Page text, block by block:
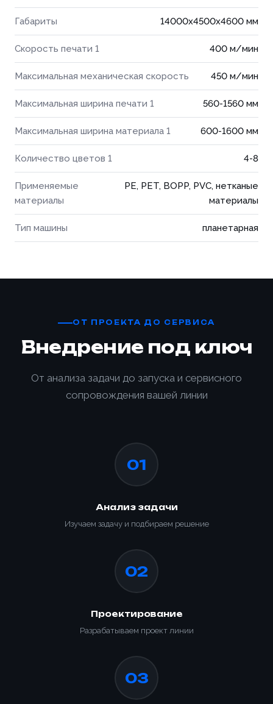
Габариты 14000x4500x4600 мм
Скорость печати 1 400 м/мин
Максимальная механическая скорость 450 м/мин
Максимальная ширина печати 1 560-1560 мм
Максимальная ширина материала 1 600-1600 мм
Количество цветов 1 4-8
Применяемые
материалы
PE, PET, BOPP, PVC, нетканые
материалы
Тип машины планетарная
ОТ ПРОЕКТА ДО СЕРВИСА
Внедрение под ключ
От анализа задачи до запуска и сервисного
сопровождения вашей линии
01
Анализ задачи
Изучаем задачу и подбираем решение
02
Проектирование
Разрабатываем проект линии
03